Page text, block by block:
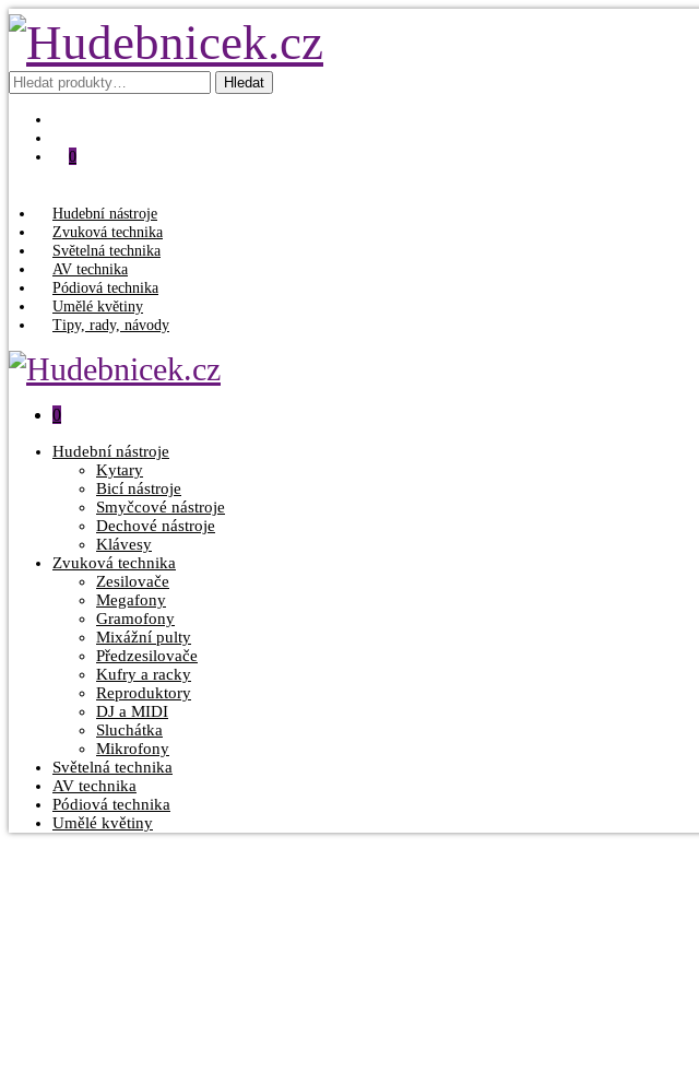
Hledat: Hledat
0
Hudební nástroje
Zvuková technika
Světelná technika
AV technika
Pódiová technika
Umělé květiny
Tipy, rady, návody
0
Hudební nástroje
Kytary
Bicí nástroje
Smyčcové nástroje
Dechové nástroje
Klávesy
Zvuková technika
Zesilovače
Megafony
Gramofony
Mixážní pulty
Předzesilovače
Kufry a racky
Reproduktory
DJ a MIDI
Sluchátka
Mikrofony
Světelná technika
AV technika
Pódiová technika
Umělé květiny